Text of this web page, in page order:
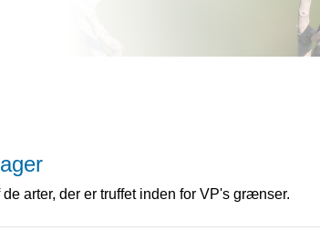
arter, der er truffet inden for VP's grænser.